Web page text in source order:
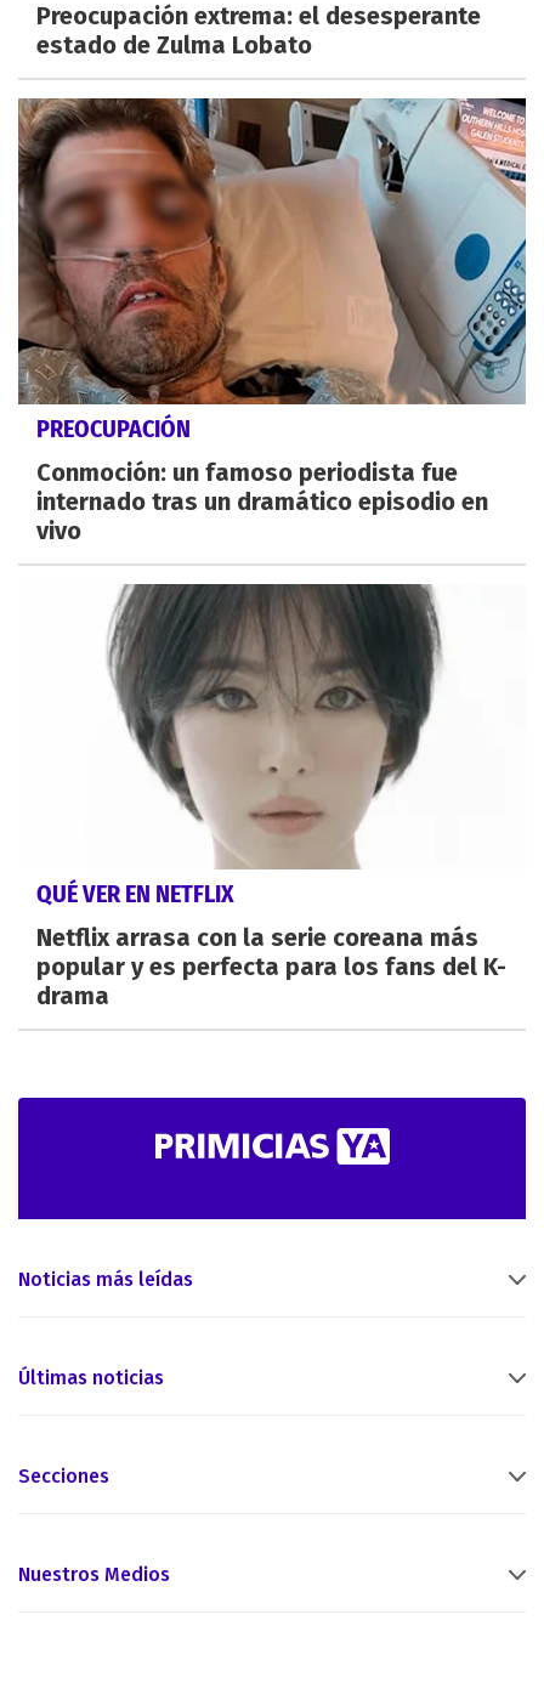
Preocupación extrema: el desesperante
estado de Zulma Lobato
PREOCUPACIÓN
Conmoción: un famoso periodista fue
internado tras un dramático episodio en
vivo
QUÉ VER EN NETFLIX
Netflix arrasa con la serie coreana más
popular y es perfecta para los fans del K-
drama
Noticias más leídas
Últimas noticias
Secciones
Nuestros Medios